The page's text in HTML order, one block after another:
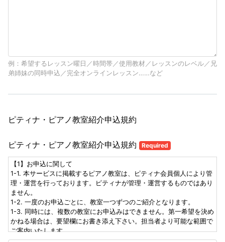
例：希望するレッスン曜日／時間帯／使用教材／レッスンのレベル／兄
弟姉妹の同時申込／完全オンラインレッスン……など
ピティナ・ピアノ教室紹介申込規約
ピティナ・ピアノ教室紹介申込規約 Required
【1】お申込に関して
1-1. 本サービスに掲載するピアノ教室は、ピティナ会員個人により管
理・運営を行っております。ピティナが管理・運営するものではあり
ません。
1-2. 一度のお申込ごとに、教室一つずつのご紹介となります。
1-3. 同時には、複数の教室にお申込みはできません。第一希望を決め
かねる場合は、要望欄にお書き添え下さい。担当者より可能な範囲で
ご案内いたします。
1-4. 各教室、レッスンの空状況の変化により、お申込がお受けできな